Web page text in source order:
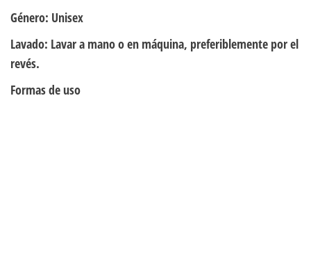
Género: Unisex
Lavado: Lavar a mano o en máquina, preferiblemente por el
revés.
Formas de uso